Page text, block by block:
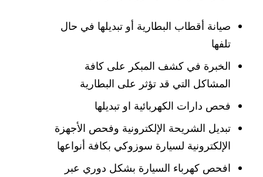
صيانة أقطاب البطارية أو تبديلها في حال
تلفها
الخبرة في كشف المبكر على كافة
المشاكل التي قد تؤثر على البطارية
فحص دارات الكهربائية او تبديلها
تبديل الشريحة الإلكترونية وفحص الأجهزة
الإلكترونية لسيارة سوزوكي بكافة أنواعها
افحص كهرباء السيارة بشكل دوري عبر